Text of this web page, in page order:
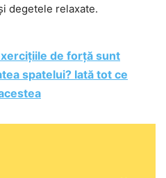
degetele relaxate.
de forță sunt
spatelui? Iată tot ce